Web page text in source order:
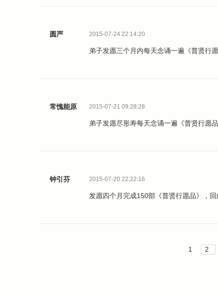
圆严 2015-07-24 22:14:20
弟子发愿三个月内每天念诵一遍《普贤行
常愧能原 2015-07-21 09:28:28
弟子发愿尽形寿每天念诵一遍《普贤行愿
钟引芬 2015-07-20 22:22:16
发愿四个月完成150部《普贤行愿品》，
1 2